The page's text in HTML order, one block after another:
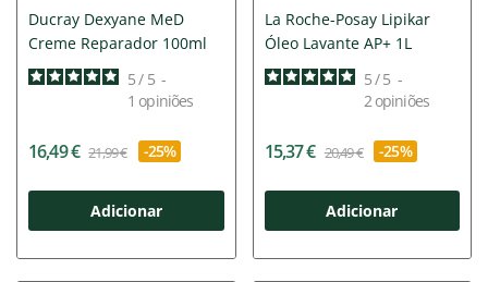
Ducray Dexyane MeD
Creme Reparador 100ml
5/ 5 -
1 opiniões
16,49 € 21,99 € -25%
Adicionar
La Roche-Posay Lipikar
Óleo Lavante AP+ 1L
5/ 5 -
2 opiniões
15,37 € 20,49 € -25%
Adicionar